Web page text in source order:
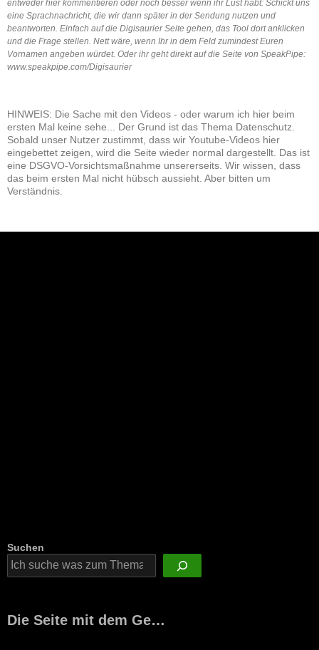
entweder hier kommentieren oder noch besser wenn ihr Lust habt: Schickt uns
eine Sprachnachricht, die wir dann später in der Sendung nutzen und
beantworten. Einfach auf die Digisaurier Seite gehen, das Tool dort anklicken
und die Frage stellen. Nett wäre, wenn Ihr in dem Feld zumindest Euren
Vornamen angeben würdet. Oder ihr geht direkt auf die Seite von SpeakPipe:
www.speakpipe.com/Digisaurier
HINWEIS: Die Sache mit den Videos - oder warum ich hier beim
ersten Mal keine sehe... Der Grund ist das Thema Datenschutz.
Sobald unser Nutzer zustimmt, dass wir Youtube-Videos hier
eingebettet zeigen, wird die Seite wieder normal dargestellt. Das ist
eine DSGVO-Vorsichtsmaßnahme unsererseits. Wir wissen, dass
das beim ersten Mal nicht hübsch aussieht. Aber bitten um
Verständnis.
Suchen
Die Seite mit dem Ge…